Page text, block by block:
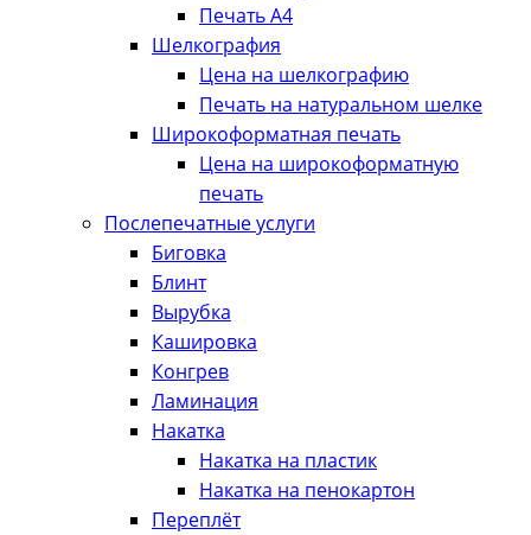
Печать А4
Шелкография
Цена на шелкографию
Печать на натуральном шелке
Широкоформатная печать
Цена на широкоформатную
печать
Послепечатные услуги
Биговка
Блинт
Вырубка
Кашировка
Конгрев
Ламинация
Накатка
Накатка на пластик
Накатка на пенокартон
Переплёт